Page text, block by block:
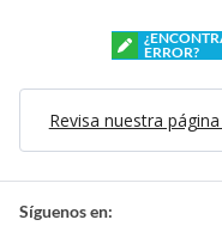
ERROR?
Revisa nuestra
Síguenos en: